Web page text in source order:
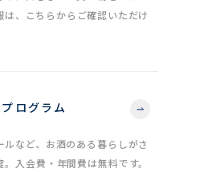
は、こちらからご確認いただけ
ログラム
など、お酒のある暮らしがさ
入会費・年間費は無料です。